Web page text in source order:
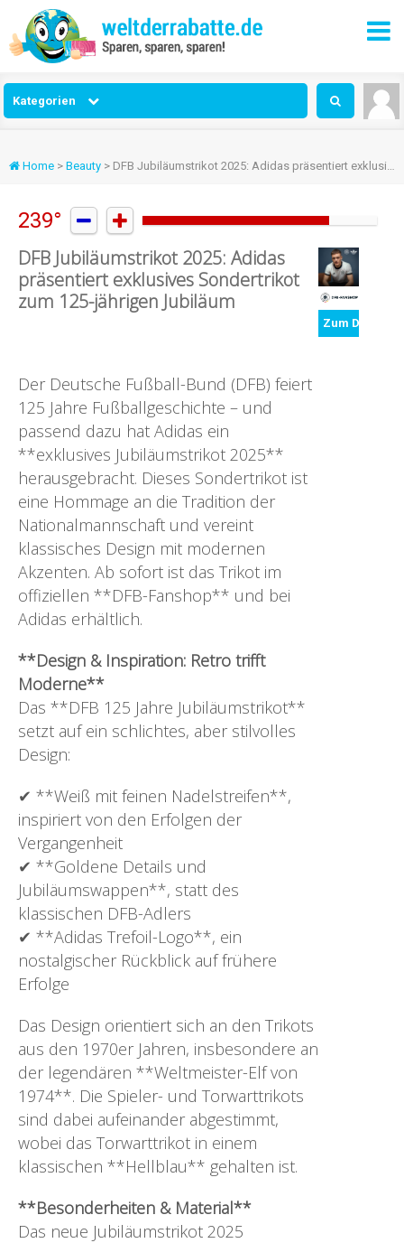
Kategorien
Home > Beauty > DFB Jubiläumstrikot 2025: Adidas präsentiert exklusives Sondertrikot zum 125-jährigen Jubiläum
239°  
DFB Jubiläumstrikot 2025: Adidas
präsentiert exklusives Sondertrikot
zum 125-jährigen Jubiläum
Der Deutsche Fußball-Bund (DFB) feiert
125 Jahre Fußballgeschichte – und
passend dazu hat Adidas ein
**exklusives Jubiläumstrikot 2025**
herausgebracht. Dieses Sondertrikot ist
eine Hommage an die Tradition der
Nationalmannschaft und vereint
klassisches Design mit modernen
Akzenten. Ab sofort ist das Trikot im
offiziellen **DFB-Fanshop** und bei
Adidas erhältlich.
**Design & Inspiration: Retro trifft
Moderne**
Das **DFB 125 Jahre Jubiläumstrikot**
setzt auf ein schlichtes, aber stilvolles
Design:
✔ **Weiß mit feinen Nadelstreifen**,
inspiriert von den Erfolgen der
Vergangenheit
✔ **Goldene Details und
Jubiläumswappen**, statt des
klassischen DFB-Adlers
✔ **Adidas Trefoil-Logo**, ein
nostalgischer Rückblick auf frühere
Erfolge
Das Design orientiert sich an den Trikots
aus den 1970er Jahren, insbesondere an
der legendären **Weltmeister-Elf von
1974**. Die Spieler- und Torwarttrikots
sind dabei aufeinander abgestimmt,
wobei das Torwarttrikot in einem
klassischen **Hellblau** gehalten ist.
**Besonderheiten & Material**
Das neue Jubiläumstrikot 2025
Zum Deal